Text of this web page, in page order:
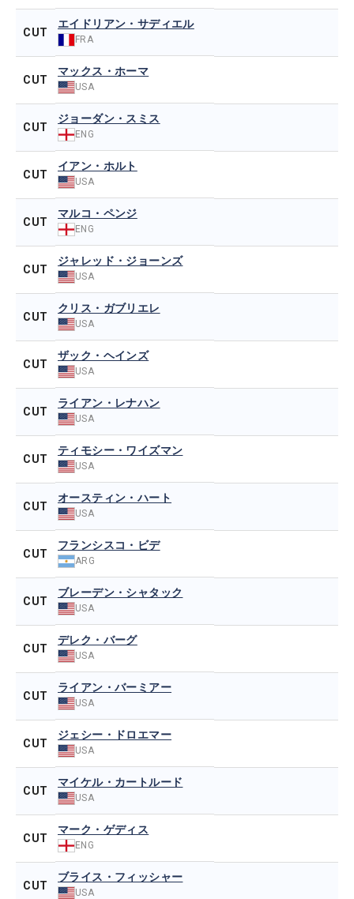
CUT
エイドリアン・サディエル
FRA
CUT
マックス・ホーマ
USA
CUT
ジョーダン・スミス
ENG
CUT
イアン・ホルト
USA
CUT
マルコ・ペンジ
ENG
CUT
ジャレッド・ジョーンズ
USA
CUT
クリス・ガブリエレ
USA
CUT
ザック・ヘインズ
USA
CUT
ライアン・レナハン
USA
CUT
ティモシー・ワイズマン
USA
CUT
オースティン・ハート
USA
CUT
フランシスコ・ビデ
ARG
CUT
ブレーデン・シャタック
USA
CUT
デレク・バーグ
USA
CUT
ライアン・バーミアー
USA
CUT
ジェシー・ドロエマー
USA
CUT
マイケル・カートルード
USA
CUT
マーク・ゲディス
ENG
CUT
ブライス・フィッシャー
USA